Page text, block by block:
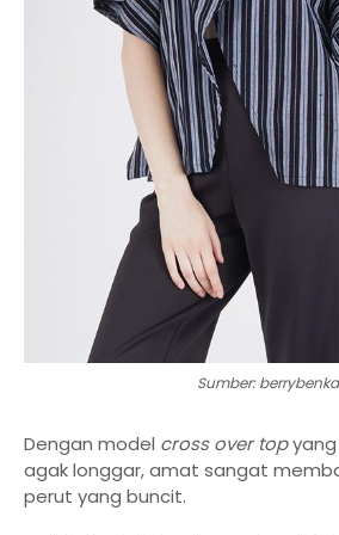
Sumber: berrybenka
Dengan model cross over topyang
agak longgar, amat sangat
perut yang buncit.